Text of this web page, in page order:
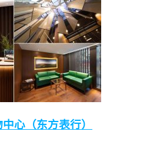
心（东方表行）